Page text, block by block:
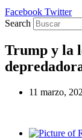
Facebook Twitter
Search
Trump y la
11 marzo,